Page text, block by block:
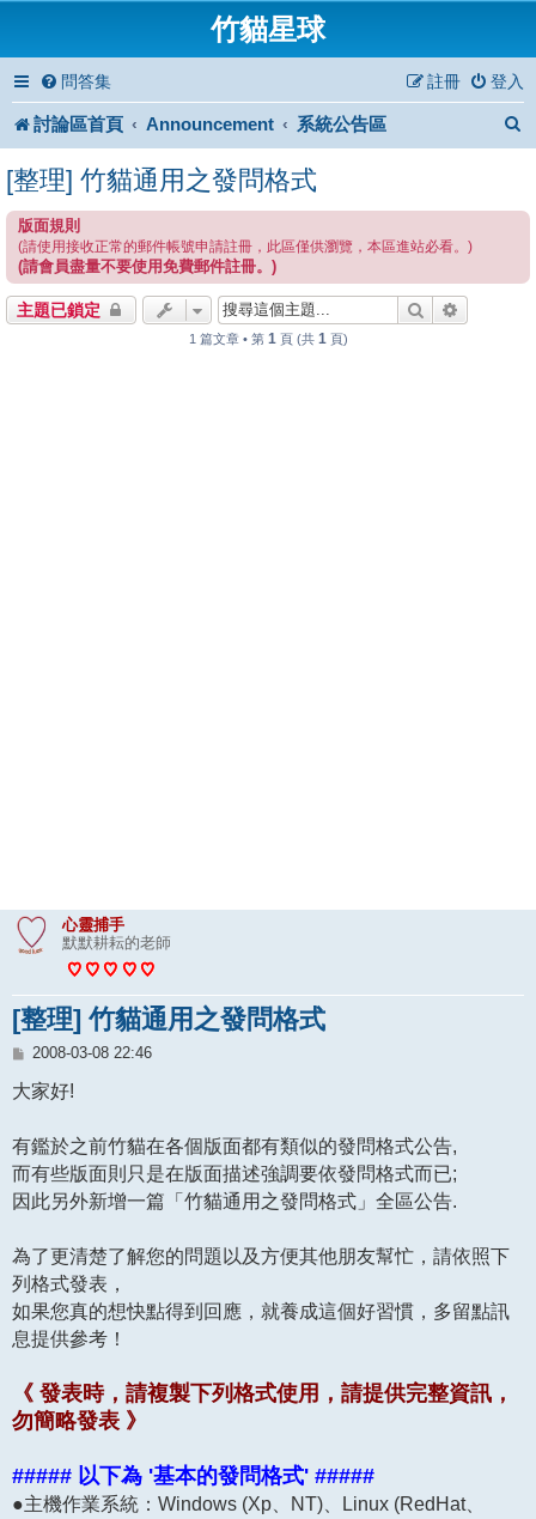
竹貓星球
問答集 登入
註冊
討論區首頁 Announcement 系統公告區
[整理] 竹貓通用之發問格式
版面規則
(請使用接收正常的郵件帳號申請註冊，此區僅供瀏覽，本區進站必看。)
(請會員盡量不要使用免費郵件註冊。)
主題已鎖定 搜尋
1 篇文章 • 第 1 頁 (共 1 頁)
心靈捕手
默默耕耘的老師
[整理] 竹貓通用之發問格式
文
2008-03-08 22:46
大家好!
有鑑於之前竹貓在各個版面都有類似的發問格式公告,
而有些版面則只是在版面描述強調要依發問格式而已;
因此另外新增一篇「竹貓通用之發問格式」全區公告.
為了更清楚了解您的問題以及方便其他朋友幫忙，請依照下
列格式發表，
如果您真的想快點得到回應，就養成這個好習慣，多留點訊
息提供參考！
《 發表時，請複製下列格式使用，請提供完整資訊，
勿簡略發表 》
##### 以下為 '基本的發問格式' #####
●主機作業系統：Windows (Xp、NT)、Linux (RedHat、